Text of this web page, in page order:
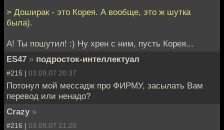
> Доширак - это Корея. А вообще, это ж шутка
была).
А! Ты пошутил! :) Ну хрен с ним, пусть Корея...
ES47 » подросток-интеллектуал
#215 | 03.09.07 20:37
Потонул мой мессадж про ФИРМУ, засылать Вам
перевод или ненадо?
Crazy »
#216 | 03.09.07 21:20